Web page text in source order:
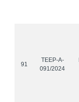
91
TEEP-A-
091/2024